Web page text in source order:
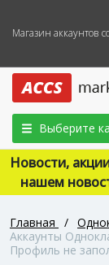
Магазин аккаунтов
Выберите
Новости,
нашем
Главная /
Аккаунты
Профиль не